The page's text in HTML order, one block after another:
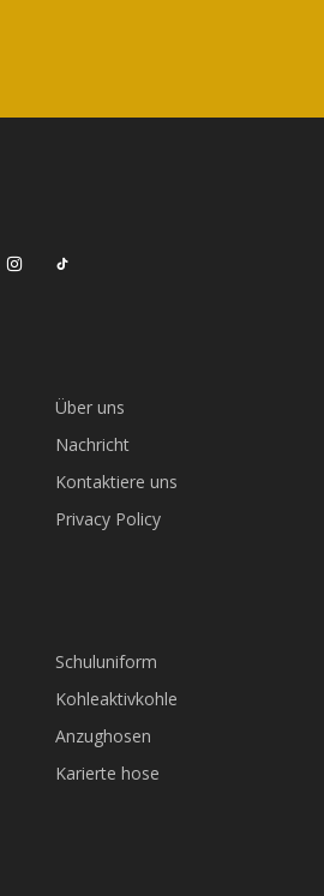
Über uns
Nachricht
Kontaktiere uns
Privacy Policy
Schuluniform
Kohleaktivkohle
Anzughosen
Karierte hose